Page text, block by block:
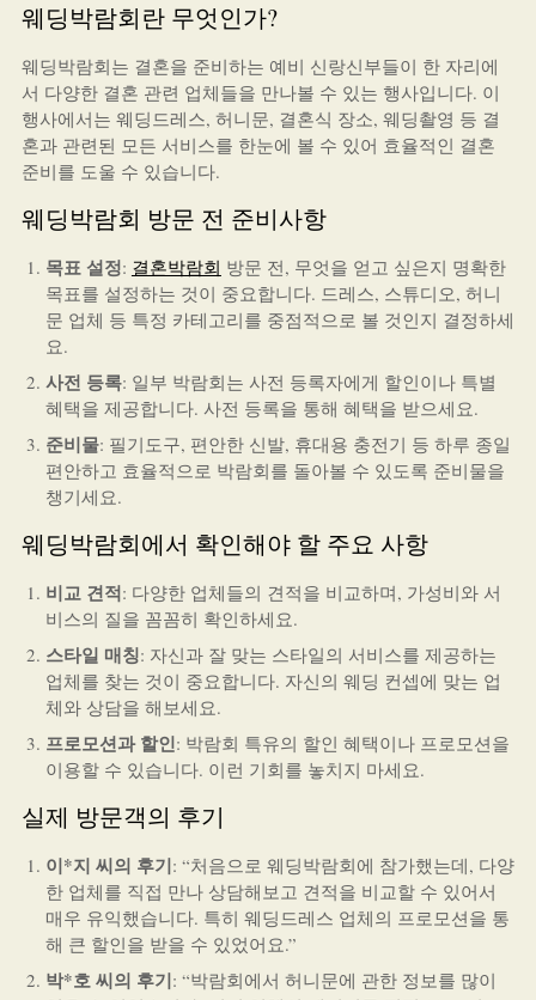
웨딩박람회란 무엇인가?
웨딩박람회는 결혼을 준비하는 예비 신랑신부들이 한 자리에
서 다양한 결혼 관련 업체들을 만나볼 수 있는 행사입니다. 이
행사에서는 웨딩드레스, 허니문, 결혼식 장소, 웨딩촬영 등 결
혼과 관련된 모든 서비스를 한눈에 볼 수 있어 효율적인 결혼
준비를 도울 수 있습니다.
웨딩박람회 방문 전 준비사항
목표 설정: 결혼박람회 방문 전, 무엇을 얻고 싶은지 명확한
목표를 설정하는 것이 중요합니다. 드레스, 스튜디오, 허니
문 업체 등 특정 카테고리를 중점적으로 볼 것인지 결정하세
요.
사전 등록: 일부 박람회는 사전 등록자에게 할인이나 특별
혜택을 제공합니다. 사전 등록을 통해 혜택을 받으세요.
준비물: 필기도구, 편안한 신발, 휴대용 충전기 등 하루 종일
편안하고 효율적으로 박람회를 돌아볼 수 있도록 준비물을
챙기세요.
웨딩박람회에서 확인해야 할 주요 사항
비교 견적: 다양한 업체들의 견적을 비교하며, 가성비와 서
비스의 질을 꼼꼼히 확인하세요.
스타일 매칭: 자신과 잘 맞는 스타일의 서비스를 제공하는
업체를 찾는 것이 중요합니다. 자신의 웨딩 컨셉에 맞는 업
체와 상담을 해보세요.
프로모션과 할인: 박람회 특유의 할인 혜택이나 프로모션을
이용할 수 있습니다. 이런 기회를 놓치지 마세요.
실제 방문객의 후기
이*지 씨의 후기: “처음으로 웨딩박람회에 참가했는데, 다양
한 업체를 직접 만나 상담해보고 견적을 비교할 수 있어서
매우 유익했습니다. 특히 웨딩드레스 업체의 프로모션을 통
해 큰 할인을 받을 수 있었어요.”
박*호 씨의 후기: “박람회에서 허니문에 관한 정보를 많이